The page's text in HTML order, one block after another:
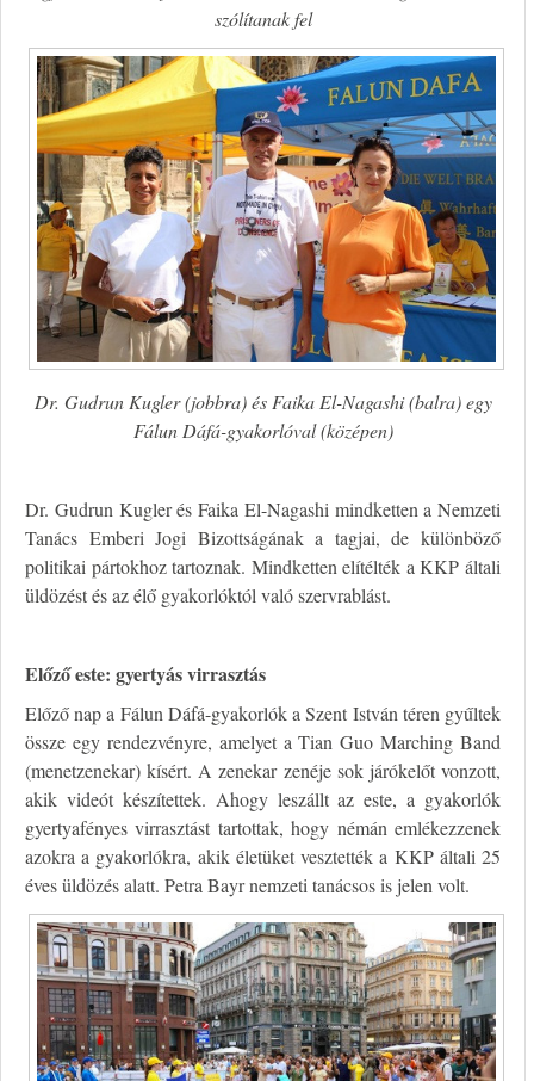
szólítanak fel
Dr. Gudrun Kugler (jobbra) és Faika El-Nagashi (balra) egy
Fálun Dáfá-gyakorlóval (középen)
Dr. Gudrun Kugler és Faika El-Nagashi mindketten a Nemzeti
Tanács Emberi Jogi Bizottságának a tagjai, de különböző
politikai pártokhoz tartoznak. Mindketten elítélték a KKP általi
üldözést és az élő gyakorlóktól való szervrablást.
Előző este: gyertyás virrasztás
Előző nap a Fálun Dáfá-gyakorlók a Szent István téren gyűltek
össze egy rendezvényre, amelyet a Tian Guo Marching Band
(menetzenekar) kísért. A zenekar zenéje sok járókelőt vonzott,
akik videót készítettek. Ahogy leszállt az este, a gyakorlók
gyertyafényes virrasztást tartottak, hogy némán emlékezzenek
azokra a gyakorlókra, akik életüket vesztették a KKP általi 25
éves üldözés alatt. Petra Bayr nemzeti tanácsos is jelen volt.